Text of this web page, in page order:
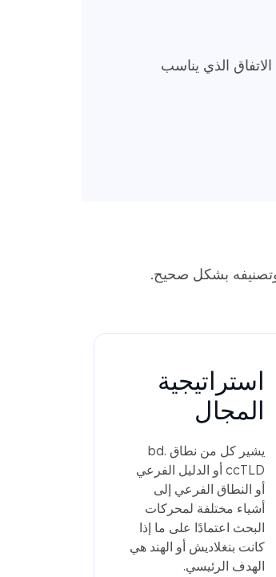
الذي يناسب
بشكل صحيح.
استراتيجية
المجال
يشير كل من نطاق .bd
ccTLD أو الدليل الفرعي
أو النطاق الفرعي إلى
أشياء مختلفة لمحركات
البحث اعتمادًا على ما إذا
كانت بنغلاديش أو الهند هي
الهدف الرئيسي.